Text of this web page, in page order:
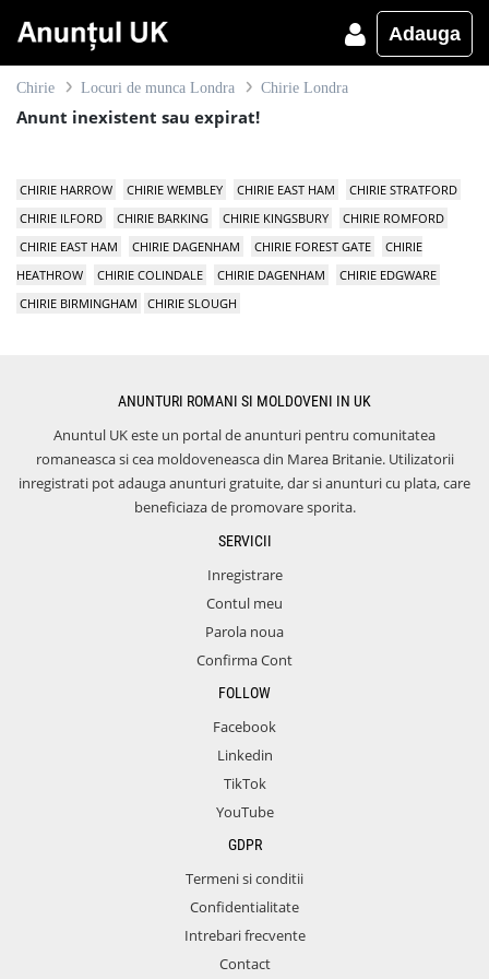
Adauga
Chirie Locuri de munca Londra Chirie Londra
Anunt inexistent sau expirat!
CHIRIE HARROW CHIRIE WEMBLEY CHIRIE EAST HAM
CHIRIE STRATFORD
CHIRIE ILFORD
CHIRIE BARKING CHIRIE KINGSBURY
CHIRIE ROMFORD
CHIRIE EAST HAM
CHIRIE DAGENHAM CHIRIE FOREST GATE
CHIRIE
HEATHROW
CHIRIE COLINDALE CHIRIE DAGENHAM
CHIRIE EDGWARE
CHIRIE BIRMINGHAM
CHIRIE SLOUGH
ANUNTURI ROMANI SI MOLDOVENI IN UK
Anuntul UK este un portal de anunturi pentru comunitatea
romaneasca si cea moldoveneasca din Marea Britanie. Utilizatorii
inregistrati pot adauga anunturi gratuite, dar si anunturi cu plata, care
beneficiaza de promovare sporita.
SERVICII
Inregistrare
Contul meu
Parola noua
Confirma Cont
FOLLOW
Facebook
Linkedin
TikTok
YouTube
GDPR
Termeni si conditii
Confidentialitate
Intrebari frecvente
Contact